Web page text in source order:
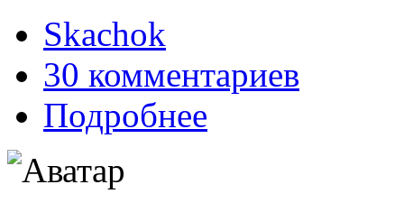
Skachok
30 комментариев
Подробнее